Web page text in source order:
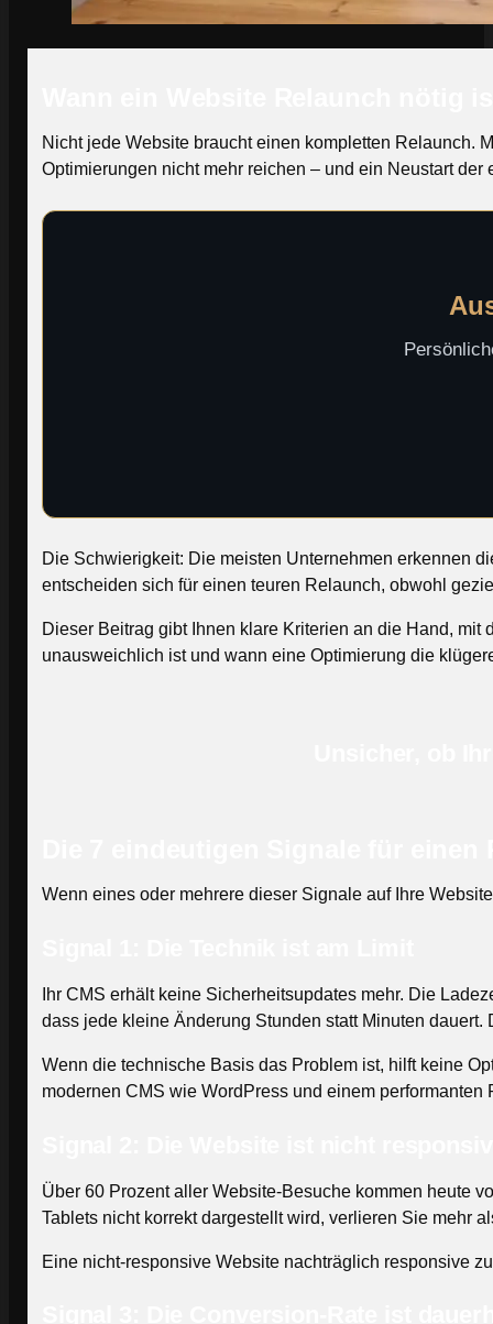
Nicht jede Website braucht einen kompletten Relaunch.
Optimierungen nicht mehr reichen – und ein Neustart der
Die Schwierigkeit: Die meisten Unternehmen erkennen
entscheiden sich für einen teuren Relaunch, obwohl
Dieser Beitrag gibt Ihnen klare Kriterien an die Hand,
unausweichlich ist und wann eine Optimierung die
Wenn eines oder mehrere dieser Signale auf Ihre
Ihr CMS erhält keine Sicherheitsupdates mehr. Die
dass jede kleine Änderung Stunden statt Minuten
Wenn die technische Basis das Problem ist, hilft keine
modernen CMS wie WordPress und einem
Über 60 Prozent aller Website-Besuche kommen heute
Tablets nicht korrekt dargestellt wird, verlieren Sie mehr
Eine nicht-responsive Website nachträglich responsive